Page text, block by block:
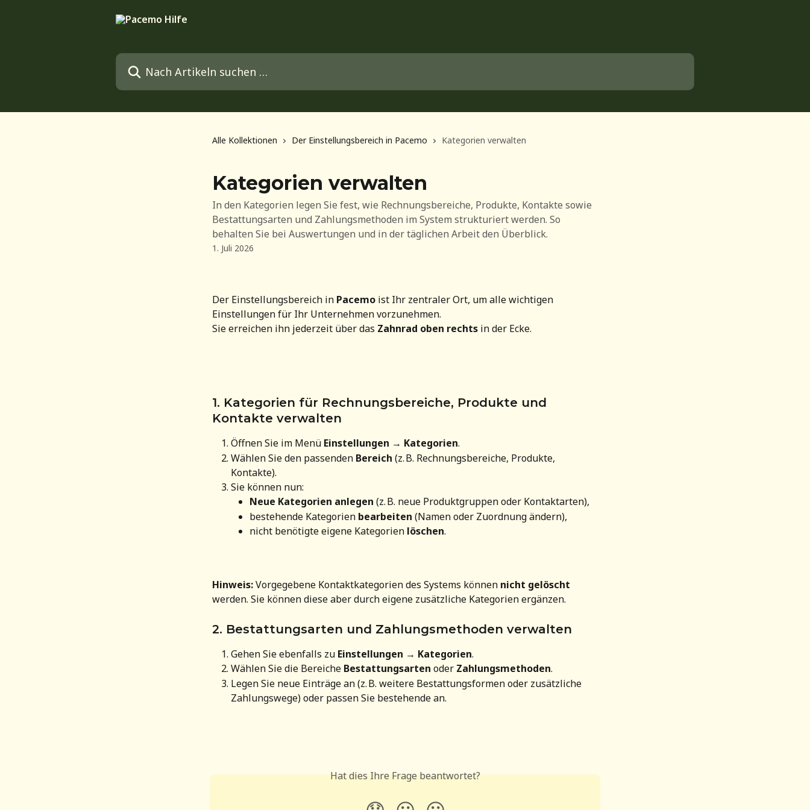
Nach Artikeln suchen …
Alle Kollektionen Der Einstellungsbereich in Pacemo Kategorien verwalten
Kategorien verwalten
In den Kategorien legen Sie fest, wie Rechnungsbereiche, Produkte, Kontakte sowie
Bestattungsarten und Zahlungsmethoden im System strukturiert werden. So
behalten Sie bei Auswertungen und in der täglichen Arbeit den Überblick.
1. Juli 2026
Der Einstellungsbereich in Pacemo ist Ihr zentraler Ort, um alle wichtigen
Einstellungen für Ihr Unternehmen vorzunehmen.
Sie erreichen ihn jederzeit über das Zahnrad oben rechts in der Ecke.
1. Kategorien für Rechnungsbereiche, Produkte und
Kontakte verwalten
Öffnen Sie im Menü Einstellungen → Kategorien.
Wählen Sie den passenden Bereich (z. B. Rechnungsbereiche, Produkte,
Kontakte).
Sie können nun:
Neue Kategorien anlegen (z. B. neue Produktgruppen oder Kontaktarten),
bestehende Kategorien bearbeiten (Namen oder Zuordnung ändern),
nicht benötigte eigene Kategorien löschen.
Hinweis: Vorgegebene Kontaktkategorien des Systems können nicht gelöscht
werden. Sie können diese aber durch eigene zusätzliche Kategorien ergänzen.
2. Bestattungsarten und Zahlungsmethoden verwalten
Gehen Sie ebenfalls zu Einstellungen → Kategorien.
Wählen Sie die Bereiche Bestattungsarten oder Zahlungsmethoden.
Legen Sie neue Einträge an (z. B. weitere Bestattungsformen oder zusätzliche
Zahlungswege) oder passen Sie bestehende an.
Hat dies Ihre Frage beantwortet?